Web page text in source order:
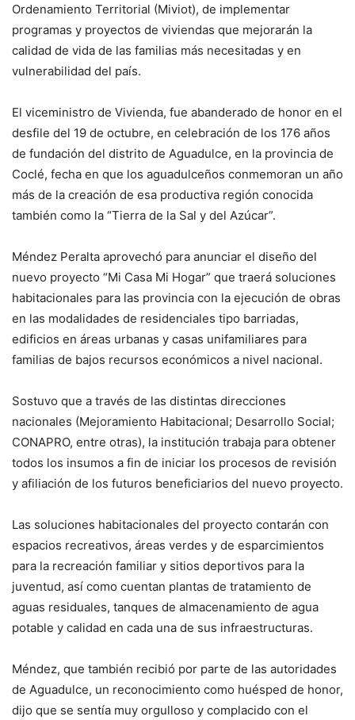
Ordenamiento Territorial (Miviot), de implementar
programas y proyectos de viviendas que mejorarán la
calidad de vida de las familias más necesitadas y en
vulnerabilidad del país.
El viceministro de Vivienda, fue abanderado de honor en el
desfile del 19 de octubre, en celebración de los 176 años
de fundación del distrito de Aguadulce, en la provincia de
Coclé, fecha en que los aguadulceños conmemoran un año
más de la creación de esa productiva región conocida
también como la “Tierra de la Sal y del Azúcar”.
Méndez Peralta aprovechó para anunciar el diseño del
nuevo proyecto “Mi Casa Mi Hogar” que traerá soluciones
habitacionales para las provincia con la ejecución de obras
en las modalidades de residenciales tipo barriadas,
edificios en áreas urbanas y casas unifamiliares para
familias de bajos recursos económicos a nivel nacional.
Sostuvo que a través de las distintas direcciones
nacionales (Mejoramiento Habitacional; Desarrollo Social;
CONAPRO, entre otras), la institución trabaja para obtener
todos los insumos a fin de iniciar los procesos de revisión
y afiliación de los futuros beneficiarios del nuevo proyecto.
Las soluciones habitacionales del proyecto contarán con
espacios recreativos, áreas verdes y de esparcimientos
para la recreación familiar y sitios deportivos para la
juventud, así como cuentan plantas de tratamiento de
aguas residuales, tanques de almacenamiento de agua
potable y calidad en cada una de sus infraestructuras.
Méndez, que también recibió por parte de las autoridades
de Aguadulce, un reconocimiento como huésped de honor,
dijo que se sentía muy orgulloso y complacido con el